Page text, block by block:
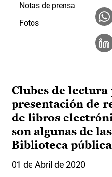
Notas de prensa
Fotos
Clubes de lectura
presentación de
de libros
son algunas de
Biblioteca
01 de Abril de 2020